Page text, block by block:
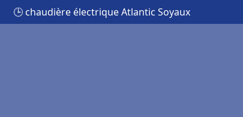
🕒 chaudière électrique Atlantic Soyaux